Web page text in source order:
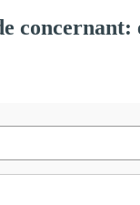
concernant: